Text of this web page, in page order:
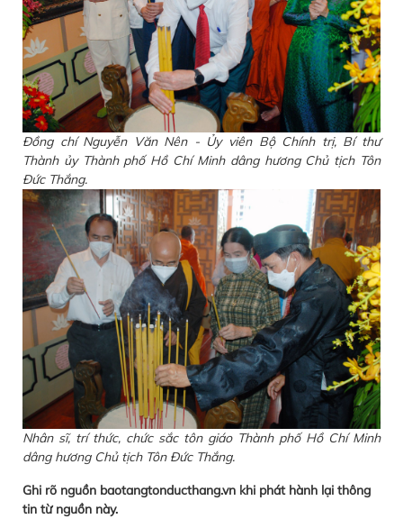
Đồng chí Nguyễn Văn Nên - Ủy viên Bộ Chính trị, Bí thư
Thành ủy Thành phố Hồ Chí Minh dâng hương Chủ tịch Tôn
Đức Thắng.
Nhân sĩ, trí thức, chức sắc tôn giáo Thành phố Hồ Chí Minh
dâng hương Chủ tịch Tôn Đức Thắng.
Ghi rõ nguồn baotangtonducthang.vn khi phát hành lại thông
tin từ nguồn này.